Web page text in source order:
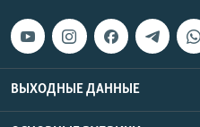
ВЫХОДНЫЕ ДАННЫЕ